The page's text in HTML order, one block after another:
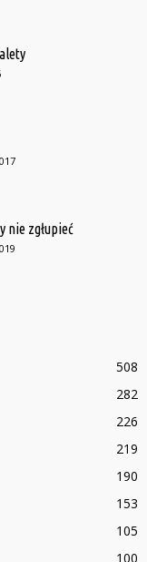
nie zgłupieć
508
282
226
219
190
153
105
100